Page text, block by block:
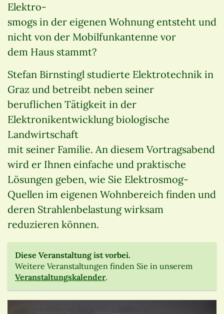
Elektro-
smogs in der eigenen Wohnung entsteht und
nicht von der Mobilfunkantenne vor
dem Haus stammt?
Stefan Birnstingl studierte Elektrotechnik in
Graz und betreibt neben seiner
beruflichen Tätigkeit in der
Elektronikentwicklung biologische
Landwirtschaft
mit seiner Familie. An diesem Vortragsabend
wird er Ihnen einfache und praktische
Lösungen geben, wie Sie Elektrosmog-
Quellen im eigenen Wohnbereich finden und
deren Strahlenbelastung wirksam
reduzieren können.
Diese Veranstaltung ist vorbei.
Weitere Veranstaltungen finden Sie in unserem
Veranstaltungskalender.